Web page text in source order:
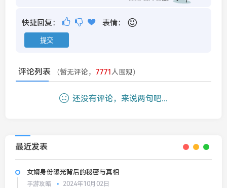
快捷回复： 表情：
评论列表 （暂无评论， 7771 人围观）
还没有评论，来说两句吧...
最近发表
女婿身份曝光背后的秘密与真相
手游攻略 2024年10月02日